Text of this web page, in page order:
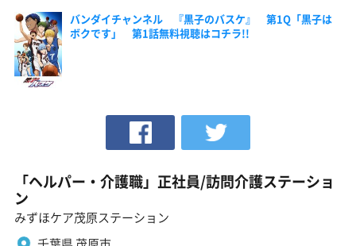
バンダイチャンネル 『黒子のバスケ』 第1Q「黒子は
ボクです」 第1話無料視聴はコチラ!!
「ヘルパー・介護職」正社員/訪問介護ステーショ
ン
みずほケア茂原ステーション